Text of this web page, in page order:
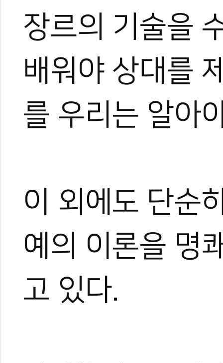
장르의 기술을
배워야 상대를
를 우리는 알아
이 외에도 단순
예의 이론을 명
고 있다.